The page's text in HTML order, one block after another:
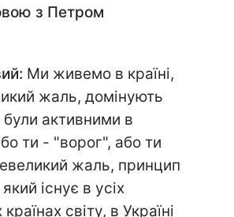
з Петром
Ми живемо в країні,
жаль, домінують
були активними в
ти - "ворог", або ти
жаль, принцип
існує в усіх
світу, в Україні